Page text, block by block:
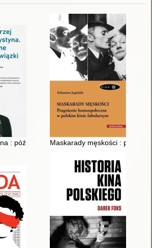
: późne obowiązkiMaskarady męskości :